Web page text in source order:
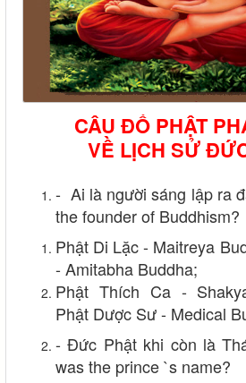
CÂU ĐỐ PHẬT
VỀ LỊCH SỬ
- Ai là người sáng lập ra
the founder of Buddhism?
Phật Di Lặc - Maitreya
- Amitabha Buddha;
Phật Thích Ca -
Phật Dược Sư - Medical
- Đức Phật khi còn là
was the prince `s name?